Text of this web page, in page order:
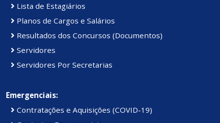
Lista de Estagiários
Planos de Cargos e Salários
Resultados dos Concursos (Documentos)
Servidores
Servidores Por Secretarias
Emergenciais:
Contratações e Aquisições (COVID-19)